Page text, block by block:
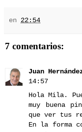
en 22:54
7 comentarios:
Juan
14:57
Hola Mila.
muy buena
que ver tus
En la forma